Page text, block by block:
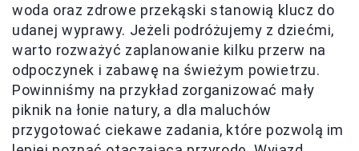
woda oraz zdrowe przekąski stanowią klucz do
udanej wyprawy. Jeżeli podróżujemy z dziećmi,
warto rozważyć zaplanowanie kilku przerw na
odpoczynek i zabawę na świeżym powietrzu.
Powinniśmy na przykład zorganizować mały
piknik na łonie natury, a dla maluchów
przygotować ciekawe zadania, które pozwolą im